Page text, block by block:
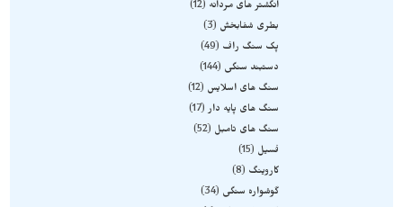
انگشتر های مردانه
12
بطری شفابخش
3
پک سنگ راف
49
دستبند سنگی
144
سنگ های اسلایس
12
سنگ های پایه دار 17
سنگ های تامبل
52
فسیل
15
کاروینگ
8
گوشواره سنگی
34